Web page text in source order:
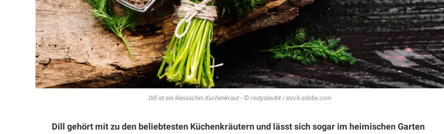
Dill ist ein klassisches Küchenkraut - © rostyslav84 / stock.adobe.com
Dill gehört mit zu den beliebtesten Küchenkräutern und lässt sich sogar im heimischen Garten